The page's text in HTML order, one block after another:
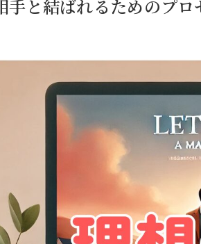
手と結ばれるためのプ